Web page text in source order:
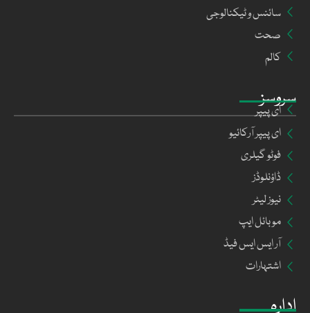
ادارہ
سروسز
ای پیپر
ای پیپر آرکائیو
فوٹو گیلری
ڈاؤنلوڈز
نیوز لیٹر
موبائل ایپ
آر ایس ایس فیڈ
اشتہارات
سائنس و ٹیکنالوجی
صحت
کالم